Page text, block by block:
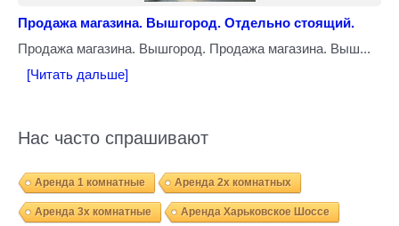
Продажа магазина. Вышгород. Отдельно стоящий.
Продажа магазина. Вышгород. Продажа магазина. Выш...
[Читать дальше]
Нас часто спрашивают
Аренда 1 комнатные Аренда 2х комнатных
Аренда 3х комнатные Аренда Харьковское Шоссе